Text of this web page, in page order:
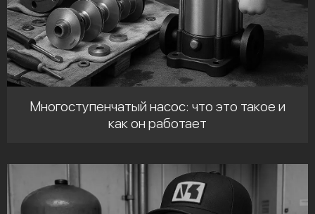
Многоступенчатый насос: что это такое и
как он работает